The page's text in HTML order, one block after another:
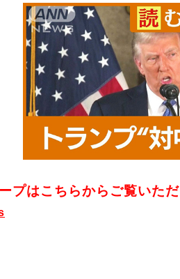
プはこちらからご覧いただ